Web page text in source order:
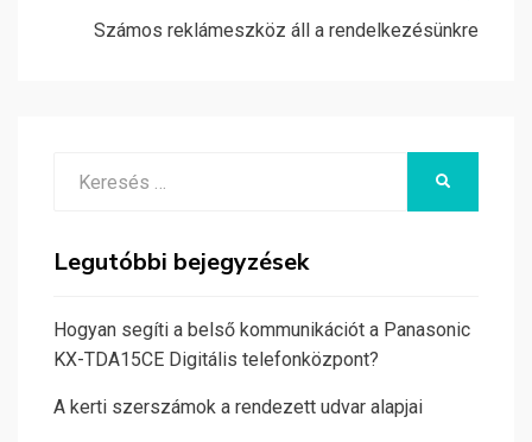
Számos reklámeszköz áll a rendelkezésünkre
Legutóbbi bejegyzések
Hogyan segíti a belső kommunikációt a Panasonic
KX-TDA15CE Digitális telefonközpont?
A kerti szerszámok a rendezett udvar alapjai